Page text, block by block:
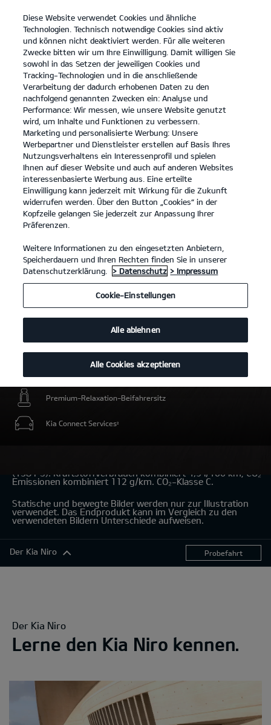
open
menu
KONTAKT
Entdecken
... ... ENTDECKEN
Der Kia Niro.
Denk einfach mal größer.
Intelligente elektrische Energiereserve für Umweltzonen
Premium-Relaxation-Beifahrersitz
Kia Connect Services2
(138 PS): Kraftstoffverbrauch kombiniert 4,9 l/100 km; CO₂-
Emissionen kombiniert 112 g/km. CO₂-Klasse C.
Statische und bewegte Bilder werden nur zur Illustration
verwendet. Das Endprodukt kann im Vergleich zu den
verwendeten Bildern Unterschiede aufweisen.
Der Kia Niro
Konnektivität
360°-Darstellung
Ausstattungslinien
Probefahrt
Der Kia Niro
Lerne den Kia Niro kennen.
Diese Website verwendet Cookies und ähnliche
Technologien. Technisch notwendige Cookies sind aktiv
und können nicht deaktiviert werden. Für alle weiteren
Zwecke bitten wir um Ihre Einwilligung. Damit willigen Sie
sowohl in das Setzen der jeweiligen Cookies und
Tracking-Technologien und in die anschließende
Verarbeitung der dadurch erhobenen Daten zu den
nachfolgend genannten Zwecken ein: Analyse und
Performance: Wir messen, wie unsere Website genutzt
wird, um Inhalte und Funktionen zu verbessern.
Marketing und personalisierte Werbung: Unsere
Werbepartner und Dienstleister erstellen auf Basis Ihres
Nutzungsverhaltens ein Interessenprofil und spielen
Ihnen auf dieser Website und auch auf anderen Websites
interessenbasierte Werbung aus. Eine erteilte
Einwilligung kann jederzeit mit Wirkung für die Zukunft
widerrufen werden. Über den Button „Cookies“ in der
Kopfzeile gelangen Sie jederzeit zur Anpassung Ihrer
Präferenzen.
Weitere Informationen zu den eingesetzten Anbietern,
Speicherdauern und Ihren Rechten finden Sie in unserer
Datenschutzerklärung.
> Datenschutz > Impressum
Cookie-Einstellungen
Alle ablehnen
Alle Cookies akzeptieren